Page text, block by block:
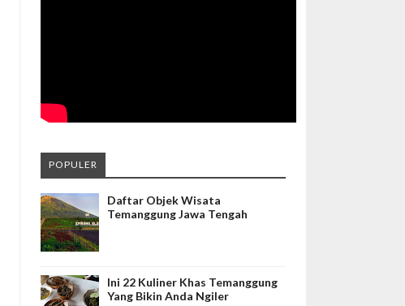
POPULER
Daftar Objek Wisata
Temanggung Jawa Tengah
Ini 22 Kuliner Khas Temanggung
Yang Bikin Anda Ngiler